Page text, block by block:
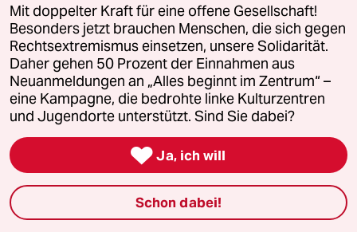
Aboservice
ePaper Login
Downloads für Abonnierende
© 2026 taz Verlags und Vertriebs GmbH
Alle Rechte vorbehalten. Bei rechtlichen Fragen oder für Genehmigungen
wenden Sie sich bitte anlizenzen@taz.de
Mit doppelter Kraft für eine offene Gesellschaft!
Besonders jetzt brauchen Menschen, die sich gegen
Rechtsextremismus einsetzen, unsere Solidarität.
Daher gehen 50 Prozent der Einnahmen aus
Neuanmeldungen an „Alles beginnt im Zentrum“ –
eine Kampagne, die bedrohte linke Kulturzentren
und Jugendorte unterstützt. Sind Sie dabei?
 Ja, ich will
Schon dabei!